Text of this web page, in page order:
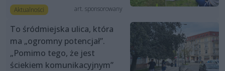
Aktualności art. sponsorowany
To śródmiejska ulica, która
ma „ogromny potencjał”.
„Pomimo tego, że jest
ściekiem komunikacyjnym”